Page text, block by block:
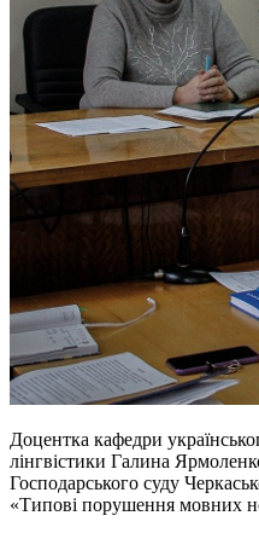
Доцентка кафедри
лінгвістики Галина
Господарського суду
«Типові порушення мовних